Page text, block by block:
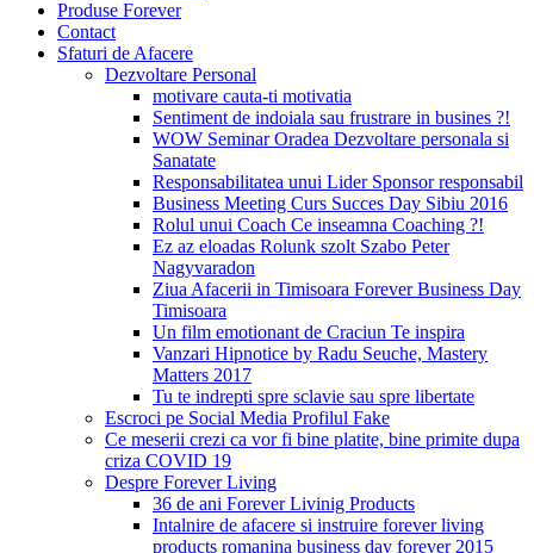
Produse Forever
Contact
Sfaturi de Afacere
Dezvoltare Personal
motivare cauta-ti motivatia
Sentiment de indoiala sau frustrare in busines ?!
WOW Seminar Oradea Dezvoltare personala si
Sanatate
Responsabilitatea unui Lider Sponsor responsabil
Business Meeting Curs Succes Day Sibiu 2016
Rolul unui Coach Ce inseamna Coaching ?!
Ez az eloadas Rolunk szolt Szabo Peter
Nagyvaradon
Ziua Afacerii in Timisoara Forever Business Day
Timisoara
Un film emotionant de Craciun Te inspira
Vanzari Hipnotice by Radu Seuche, Mastery
Matters 2017
Tu te indrepti spre sclavie sau spre libertate
Escroci pe Social Media Profilul Fake
Ce meserii crezi ca vor fi bine platite, bine primite dupa
criza COVID 19
Despre Forever Living
36 de ani Forever Livinig Products
Intalnire de afacere si instruire forever living
products romanina business day forever 2015